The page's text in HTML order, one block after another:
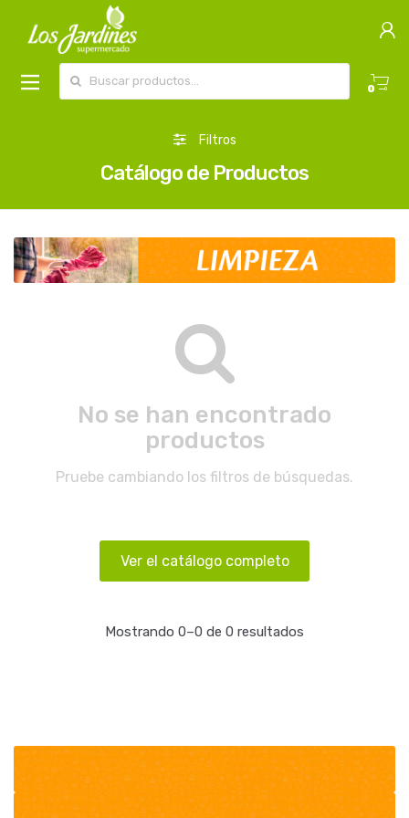
0
Filtros
Catálogo de Productos
No se han encontrado
productos
Pruebe cambiando los filtros de búsquedas.
Ver el catálogo completo
Mostrando 0–0 de 0 resultados